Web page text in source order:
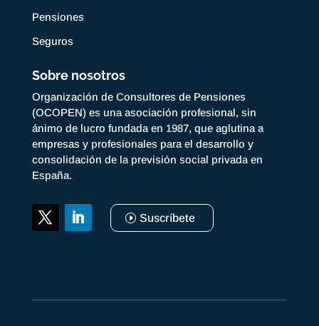
Pensiones
Seguros
Sobre nosotros
Organización de Consultores de Pensiones
(OCOPEN) es una asociación profesional, sin
ánimo de lucro fundada en 1987, que aglutina a
empresas y profesionales para el desarrollo y
consolidación de la previsión social privada en
España.
Suscríbete